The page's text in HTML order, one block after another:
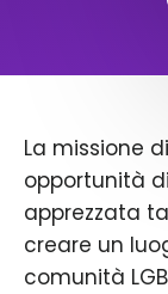
La missione
opportunità
apprezzata
creare un
comunità